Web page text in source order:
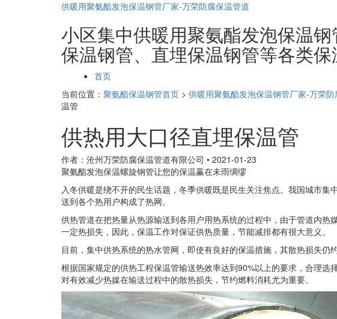
供暖用聚氨酯发泡保温钢管厂家-万荣防腐保温管道
小区集中供暖用聚氨酯发泡保温
保温钢管、直埋保温钢管等各类保
面
导
航
首页
当前位置： 聚氨酯保温钢管首页 > 供暖用聚氨酯发泡保温钢管厂家-万荣防
温管
供热用大口径直埋保温管
作者：沧州万荣防腐保温管道有限公司 • 2021-01-23
聚氨酯发泡保温螺旋钢管让您的保温赢在未雨绸缪
入冬供暖是绕不开的民生话题，冬季供暖既是民生关注焦点。我国城市
送到各个热用户构成了热网。
供热管道在把热量从热源输送到各用户用热系统的过程中，由于管道内热
一定热损失，因此，保温工作对保证供热质量，节能减排都有很大意义。
目前，集中供热系统的热水管网，即使有良好的保温措施，其散热损失仍
根据国家规定的供热工程保温管输送热效率达到90%以上的要求，合理选
对有效减少热媒在输送过程中的散热损失，节约燃料消耗尤为重要。